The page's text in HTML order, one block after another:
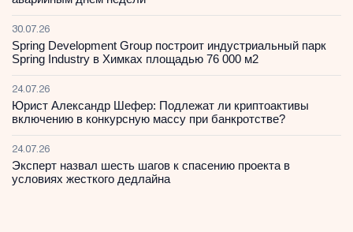
30.07.26
Spring Development Group построит индустриальный парк
Spring Industry в Химках площадью 76 000 м2
24.07.26
Юрист Александр Шефер: Подлежат ли криптоактивы
включению в конкурсную массу при банкротстве?
24.07.26
Эксперт назвал шесть шагов к спасению проекта в
условиях жесткого дедлайна